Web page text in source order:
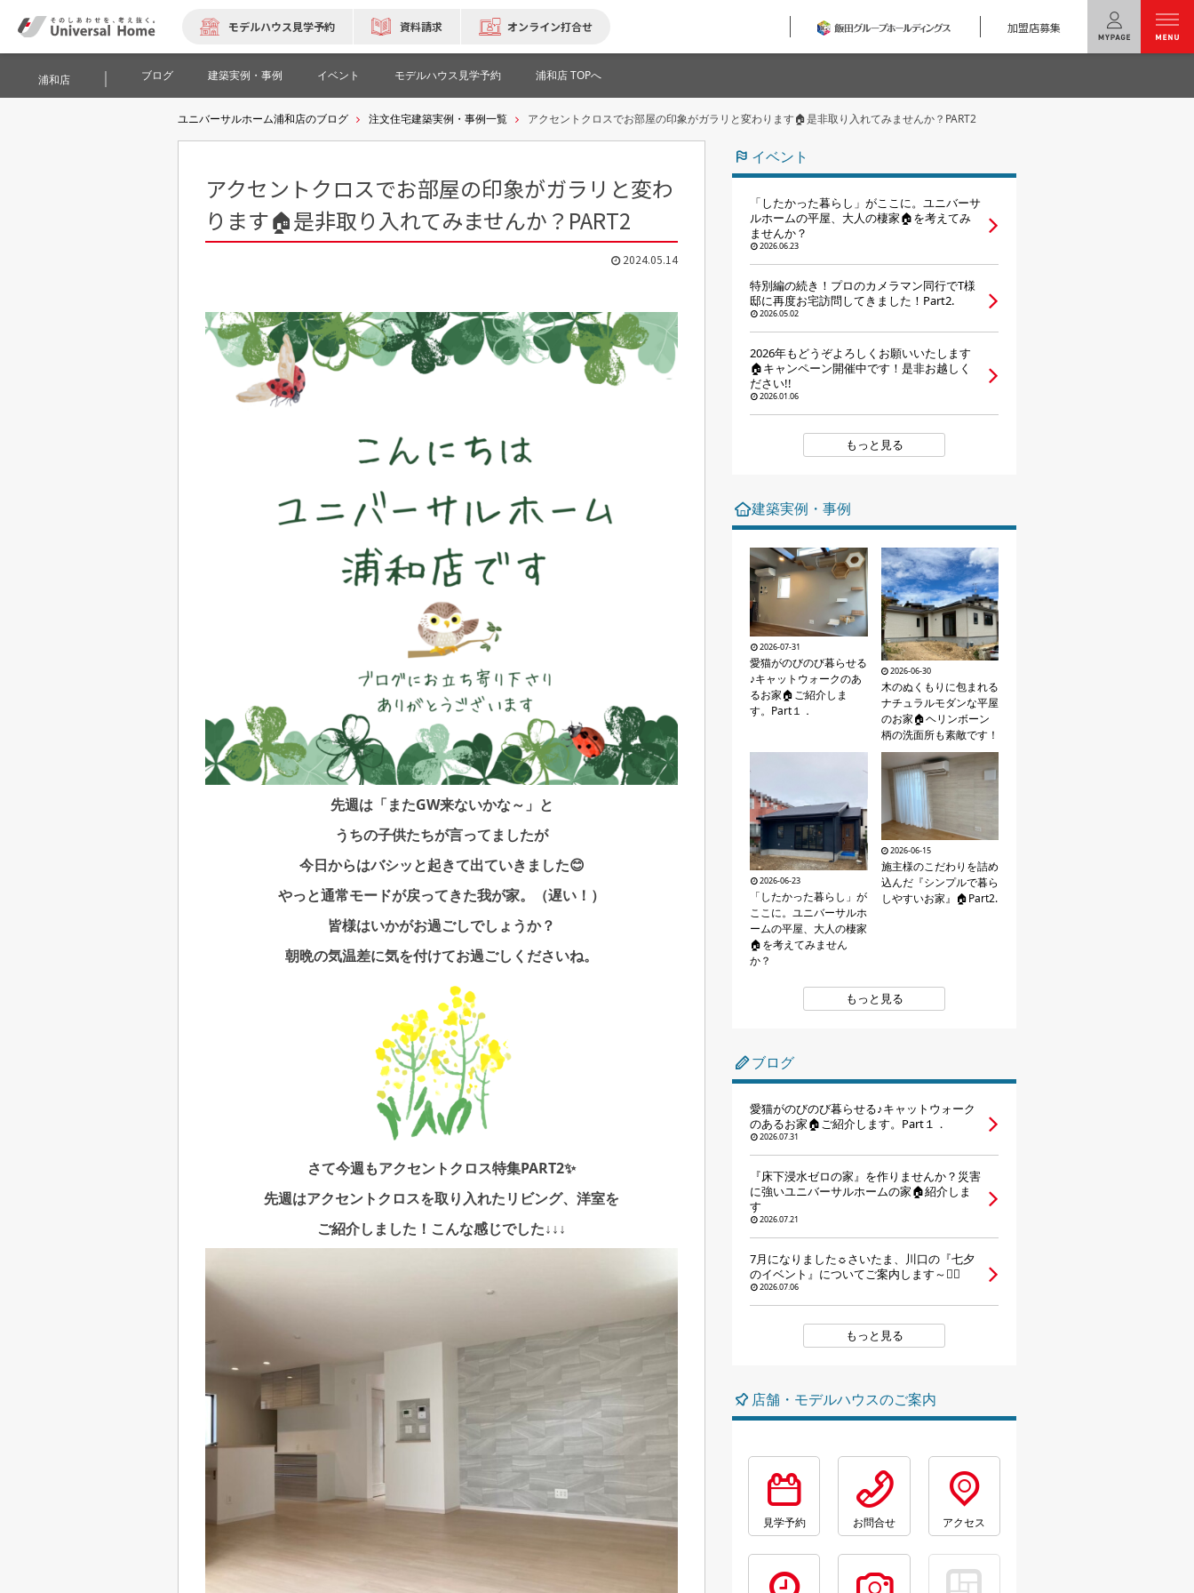
モデルハウス見学予約 資料請求 オンライン打合せ 加盟店募集
ユニバーサル ホームの特長
テクノロジー
モデルハウス 検索・見学予約
お問い合わせ
浦和店 ブログ 建築実例・事例 イベント モデルハウス見学予約 浦和店 TOPへ
ユニバーサルホーム浦和店のブログ 注文住宅建築実例・事例一覧 アクセントクロスでお部屋の印象がガラリと変わります🏠是非取り入れてみませんか？PART2
アクセントクロスでお部屋の印象がガラリと変わ
ります🏠是非取り入れてみませんか？PART2
2024.05.14
先週は「またGW来ないかな～」と
うちの子供たちが言ってましたが
今日からはバシッと起きて出ていきました😊
やっと通常モードが戻ってきた我が家。（遅い！）
皆様はいかがお過ごしでしょうか？
朝晩の気温差に気を付けてお過ごしくださいね。
さて今週もアクセントクロス特集PART2✨
先週はアクセントクロスを取り入れたリビング、洋室を
ご紹介しました！こんな感じでした↓↓↓
イベント
「したかった暮らし」がここに。ユニバーサ
ルホームの平屋、大人の棲家🏠を考えてみ
ませんか？
2026.06.23
特別編の続き！プロのカメラマン同行でT様
邸に再度お宅訪問してきました！Part2.
2026.05.02
2026年もどうぞよろしくお願いいたします
🏠キャンペーン開催中です！是非お越しく
ださい!!
2026.01.06
もっと見る
建築実例・事例
2026-07-31
愛猫がのびのび暮らせる
♪キャットウォークのあ
るお家🏠ご紹介しま
す。Part１．
2026-06-30
木のぬくもりに包まれる
ナチュラルモダンな平屋
のお家🏠ヘリンボーン
柄の洗面所も素敵です！
2026-06-23
「したかった暮らし」が
ここに。ユニバーサルホ
ームの平屋、大人の棲家
🏠を考えてみません
か？
2026-06-15
施主様のこだわりを詰め
込んだ『シンプルで暮ら
しやすいお家』🏠Part2.
もっと見る
ブログ
愛猫がのびのび暮らせる♪キャットウォーク
のあるお家🏠ご紹介します。Part１．
2026.07.31
『床下浸水ゼロの家』を作りませんか？災害
に強いユニバーサルホームの家🏠紹介しま
す
2026.07.21
7月になりました☼さいたま、川口の『七夕
のイベント』についてご案内します～🏳‍🌈
2026.07.06
もっと見る
店舗・モデルハウスのご案内
見学予約 お問合せ アクセス